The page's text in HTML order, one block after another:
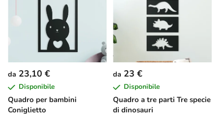
Quadro per bambini
Coniglietto
da 23,10 €
Disponibile
Quadro a tre parti Tre specie
di dinosauri
da 23 €
Disponibile